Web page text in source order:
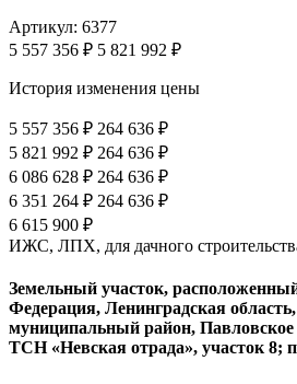
Артикул: 6377
5 557 356 ₽ 5 821 992 ₽
История изменения цены
5 557 356 ₽ 264 636 ₽
5 821 992 ₽ 264 636 ₽
6 086 628 ₽ 264 636 ₽
6 351 264 ₽ 264 636 ₽
6 615 900 ₽
ИЖС, ЛПХ, для дачного
Земельный участок,
Федерация, Ленинградская
муниципальный район, Павловское
ТСН «Невская отрада», участок 8;